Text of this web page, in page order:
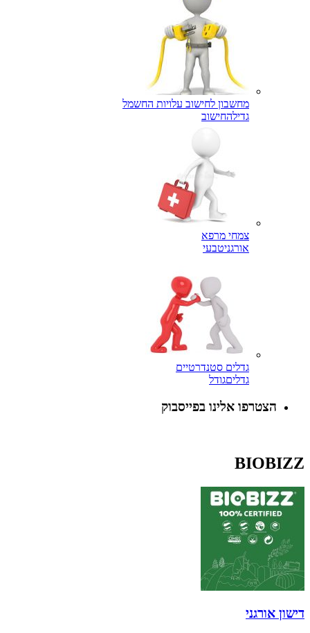
מחשבון לחישוב עלויות החשמל
גדלים סטנדרטיים
אלינו בפייסבוק